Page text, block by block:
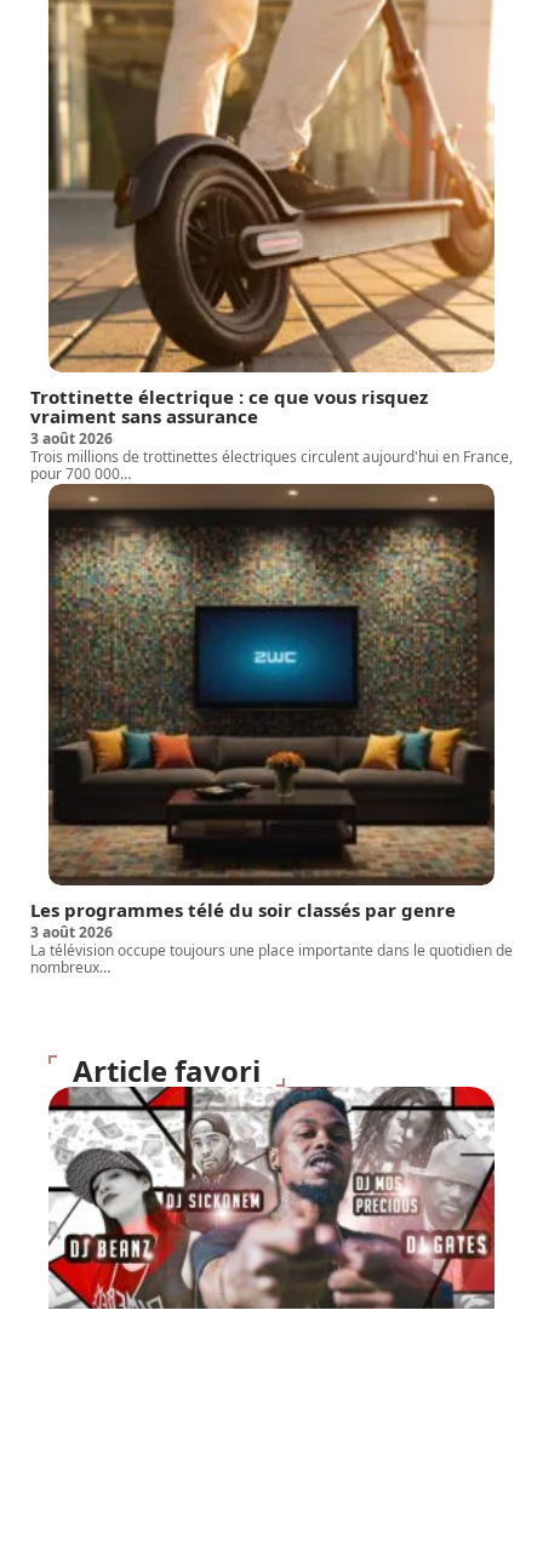
Trottinette électrique : ce que vous risquez
vraiment sans assurance
3 août 2026
Trois millions de trottinettes électriques circulent aujourd'hui en France,
pour 700 000…
Les programmes télé du soir classés par genre
3 août 2026
La télévision occupe toujours une place importante dans le quotidien de
nombreux…
Article favori